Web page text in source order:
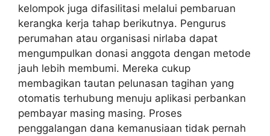
kelompok juga difasilitasi melalui pembaruan
kerangka kerja tahap berikutnya. Pengurus
perumahan atau organisasi nirlaba dapat
mengumpulkan donasi anggota dengan metode
jauh lebih membumi. Mereka cukup
membagikan tautan pelunasan tagihan yang
otomatis terhubung menuju aplikasi perbankan
pembayar masing masing. Proses
penggalangan dana kemanusiaan tidak pernah